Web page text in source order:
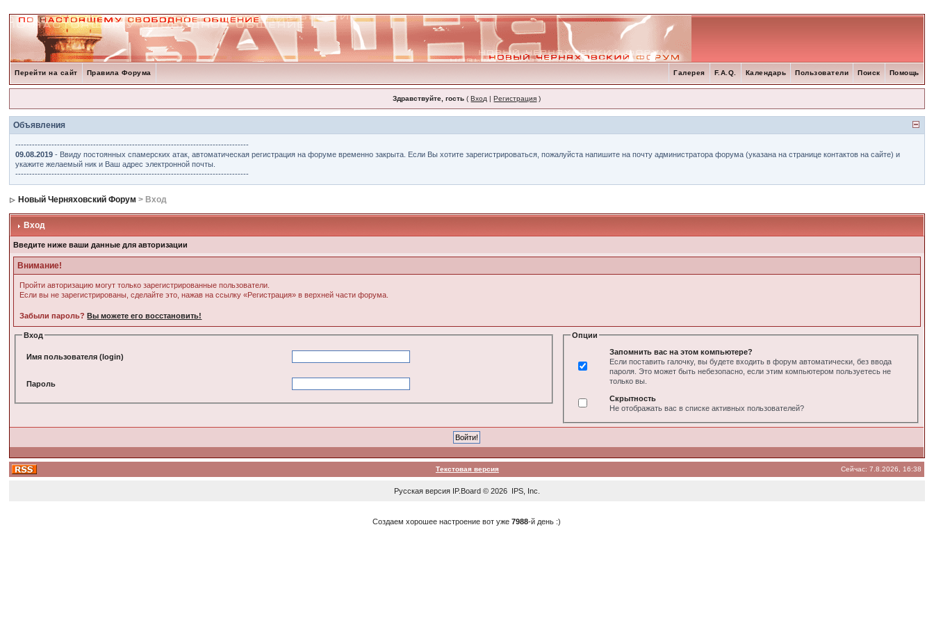
Перейти на сайт Правила Форума Помощь
Поиск
Пользователи
Календарь
F.A.Q.
Галерея
Здравствуйте, гость (Вход |Регистрация )
Объявления
------------------------------------------------------------------------------------
09.08.2019 - Ввиду постоянных спамерских атак, автоматическая регистрация на форуме временно закрыта. Если Вы хотите зарегистрироваться, пожалуйста напишите на почту администратора форума (указана на странице контактов на сайте) и
укажите желаемый ник и Ваш адрес электронной почты.
------------------------------------------------------------------------------------
Новый Черняховский Форум > Вход
Вход
Введите ниже ваши данные для авторизации
Внимание!
Пройти авторизацию могут только зарегистрированные пользователи.
Если вы не зарегистрированы, сделайте это, нажав на ссылку «Регистрация» в верхней части форума.
Забыли пароль?Вы можете его восстановить!
Вход
Имя пользователя (login)
Пароль
Опции
Запомнить вас на этом компьютере?
Если поставить галочку, вы будете входить в форум автоматически, без ввода
пароля. Это может быть небезопасно, если этим компьютером пользуетесь не
только вы.
Скрытность
Не отображать вас в списке активных пользователей?
Текстовая версия Сейчас: 7.8.2026, 16:38
Русская версия IP.Board© 2026 IPS, Inc
Создаем хорошее настроение вот уже7988-й день :)